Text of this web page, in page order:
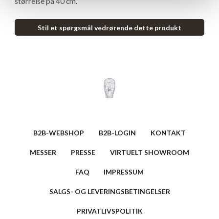
Stil et spørgsmål vedrørende dette produkt
B2B-WEBSHOP B2B-LOGIN KONTAKT
MESSER PRESSE VIRTUELT SHOWROOM
FAQ IMPRESSUM
SALGS- OG LEVERINGSBETINGELSER
PRIVATLIVSPOLITIK